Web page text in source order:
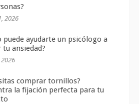
2026
puede ayudarte un psicólogo a
tu ansiedad?
comprar tornillos?
la fijación perfecta para tu